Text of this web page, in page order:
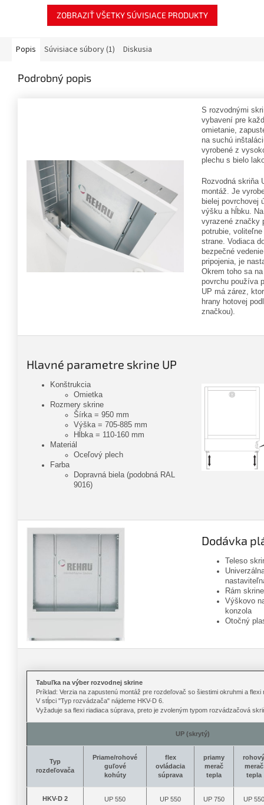
ZOBRAZIŤ VŠETKY SÚVISIACE PRODUKTY
Popis Súvisiace súbory (1) Diskusia
Podrobný popis
S rozvodnými
vybavení pre
omietanie,
na suchú
vyrobené z
plechu s bielo
Rozvodná skriňa
montáž. Je
bielej povrchovej
výšku a hĺbku.
vyrazené značky
potrubie,
strane. Vodiaca
bezpečné
pripojenia, je
Okrem toho sa
povrchu používa
UP má zárez,
hrany hotovej
značkou).
Hlavné parametre skrine UP
Konštrukcia
Omietka
Rozmery skrine
Šírka = 950 mm
Výška = 705-885 mm
Hĺbka = 110-160 mm
Materiál
Oceľový plech
Farba
Dopravná biela (podobná RAL
9016)
Dodávka
Teleso
Rám skrine
Výškovo
konzola
Otočný
Tabuľka na výber rozvodnej skrine
Príklad: Verzia na zapustenú montáž pre rozdeľovač so šiestimi okruhmi a flexi
V stĺpci "Typ rozvádzača" nájdeme HKV-D 6.
Vyžaduje sa flexi riadiaca súprava, preto je zvoleným typom rozvádzačová
UP (skrytý)
Typ
rozdeľovača
Priame/rohové
guľové
kohúty
flex
ovládacia
súprava
priamy
merač
tepla
rohový
merač
tepla
HKV-D 2 UP 550 UP 550 UP 750 UP 550